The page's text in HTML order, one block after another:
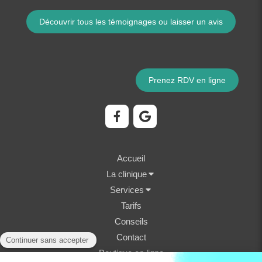
Découvrir tous les témoignages ou laisser un avis
Prenez RDV en ligne
Accueil
La clinique
Services
Tarifs
Conseils
Contact
Boutique en ligne